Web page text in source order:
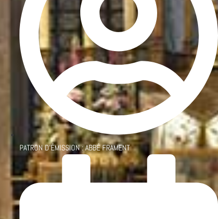
PATRON D'ÉMISSION :ABBÉ FRAMENT